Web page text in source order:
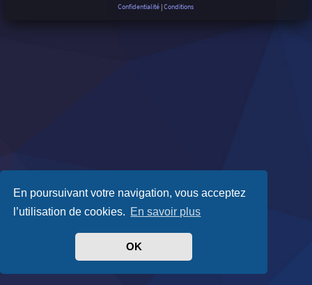
En poursuivant votre navigation, vous acceptez
l’utilisation de cookies. En savoir plus
OK
Confidentialité |Conditions